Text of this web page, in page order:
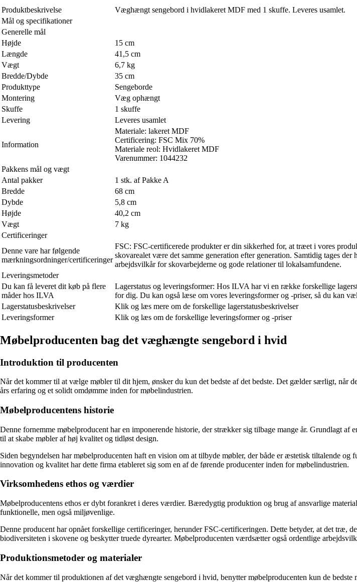
Produktbeskrivelse
Væghængt sengebord i hvidlakeret MDF med 1 skuffe. Leveres usamlet.
Mål og specifikationer
Generelle mål
Højde
15 cm
Længde
41,5 cm
Vægt
6,7 kg
Bredde/Dybde
35 cm
Produkttype
Sengeborde
Montering
Væg ophængt
Skuffe
1 skuffe
Levering
Leveres usamlet
Information
Materiale: lakeret MDF
Certificering: FSC Mix 70%
Materiale reol: Hvidlakeret MDF
Varenummer: 1044232
Pakkens mål og vægt
Antal pakker
1 stk. af Pakke A
Bredde
68 cm
Dybde
5,8 cm
Højde
40,2 cm
Vægt
7 kg
Certificeringer
Denne vare har følgende
mærkningsordninger/certificeringer
FSC: FSC-certificerede produkter er din sikkerhed for, at træet i vores
skovarealet være det samme generation efter generation. Samtidig tages
arbejdsvilkår for skovarbejderne og gode relationer til lokalsamfundene.
Leveringsmetoder
Du kan få leveret dit køb på flere
måder hos ILVA
Lagerstatus og leveringsformer: Hos ILVA har vi en række forskellige
for dig. Du kan også læse om vores leveringsformer og -priser, så du kan
Lagerstatusbeskrivelser
Klik og læs mere om de forskellige lagerstatusbeskrivelser
Leveringsformer
Klik og læs om de forskellige leveringsformer og -priser
Møbelproducenten bag det væghængte sengebord i hvid
Introduktion til producenten
Når det kommer til at vælge møbler til dit hjem, ønsker du kun det bedste af det bedste. Det gælder særligt, når
års erfaring og et solidt omdømme inden for møbelindustrien.
Møbelproducentens historie
Denne fornemme møbelproducent har en imponerende historie, der strækker sig tilbage mange år. Grundlagt
til at skabe møbler af høj kvalitet og tidløst design.
Siden begyndelsen har møbelproducenten haft en vision om at tilbyde møbler, der både er æstetisk tiltalende
innovation og kvalitet har dette firma etableret sig som en af de førende producenter inden for møbelindustrien.
Virksomhedens ethos og værdier
Møbelproducentens ethos er dybt forankret i deres værdier. Bæredygtig produktion og brug af ansvarlige
funktionelle, men også miljøvenlige.
Denne producent har opnået forskellige certificeringer, herunder FSC-certificeringen. Dette betyder, at det træ,
biodiversiteten i skovene og beskytter truede dyrearter. Møbelproducenten værdsætter også ordentlige
Produktionsmetoder og materialer
Når det kommer til produktionen af det væghængte sengebord i hvid, benytter møbelproducenten kun de